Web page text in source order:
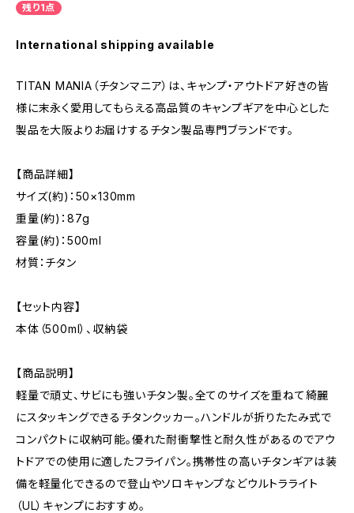
残り1点
International shipping available
TITAN MANIA（チタンマニア）は、キャンプ・アウトドア好きの皆
様に末永く愛用してもらえる高品質のキャンプギアを中心とした
製品を大阪よりお届けするチタン製品専門ブランドです。
【商品詳細】
サイズ(約)：50×130mm
重量(約)：87g
容量(約)：500ml
材質：チタン
【セット内容】
本体（500ml）、収納袋
【商品説明】
軽量で頑丈、サビにも強いチタン製。全てのサイズを重ねて綺麗
にスタッキングできるチタンクッカー。ハンドルが折りたたみ式で
コンパクトに収納可能。優れた耐衝撃性と耐久性があるのでアウ
トドアでの使用に適したフライパン。携帯性の高いチタンギアは装
備を軽量化できるので登山やソロキャンプなどウルトラライト
（UL）キャンプにおすすめ。